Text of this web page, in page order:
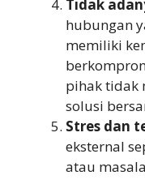
Tidak
hubungan
memiliki
pihak tidak
solusi
Stres dan
eksternal
atau